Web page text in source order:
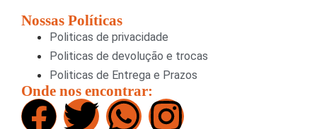
Nossas Políticas
Politicas de privacidade
Politicas de devolução e trocas
Politicas de Entrega e Prazos
Onde nos encontrar: